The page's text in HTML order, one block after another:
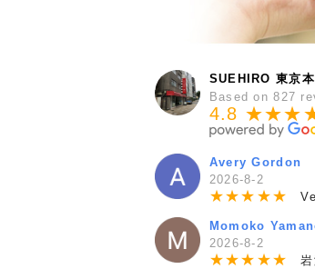
SUEHIRO 東京
Based on 827
4.8
Avery Gordon
2026-8-2
★★★ ★★
Momoko
2026-8-2
★★★ ★★
岩